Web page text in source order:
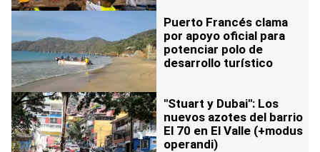
Puerto Francés clama
por apoyo oficial para
potenciar polo de
desarrollo turístico
"Stuart y Dubai": Los
nuevos azotes del barrio
El 70 en El Valle (+modus
operandi)